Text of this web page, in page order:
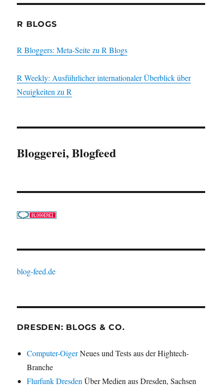
R BLOGS
R Bloggers: Meta-Seite zu R Blogs
R Weekly: Ausführlicher internationaler Überblick über
Neuigkeiten zu R
Bloggerei, Blogfeed
blog-feed.de
DRESDEN: BLOGS & CO.
Computer-OigerNeues und Tests aus der Hightech-
Branche
Flurfunk Dresden Über Medien aus Dresden, Sachsen